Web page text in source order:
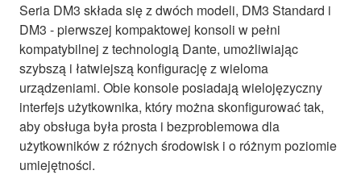
Seria DM3 składa się z dwóch modeli, DM3 Standard i
DM3 - pierwszej kompaktowej konsoli w pełni
kompatybilnej z technologią Dante, umożliwiając
szybszą i łatwiejszą konfigurację z wieloma
urządzeniami. Obie konsole posiadają wielojęzyczny
interfejs użytkownika, który można skonfigurować tak,
aby obsługa była prosta i bezproblemowa dla
użytkowników z różnych środowisk i o różnym poziomie
umiejętności.